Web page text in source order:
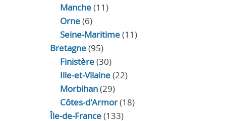
Manche(11)
Orne(6)
Seine-Maritime(11)
Bretagne(95)
Finistère(30)
Ille-et-Vilaine(22)
Morbihan(29)
Côtes-d'Armor(18)
Île-de-France(133)